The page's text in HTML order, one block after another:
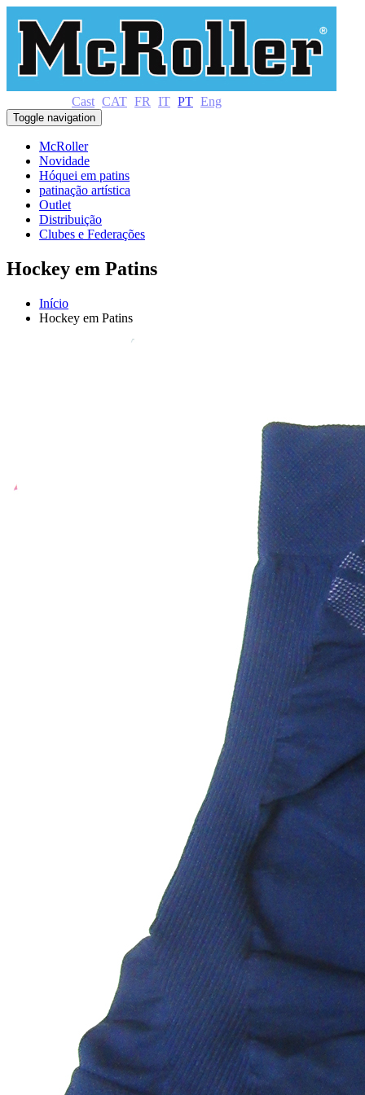
Cast CAT FR IT PT Eng
Toggle navigation
McRoller
Novidade
Hóquei em patins
patinação artística
Outlet
Distribuição
Clubes e Federações
Hockey em Patins
Início
Hockey em Patins